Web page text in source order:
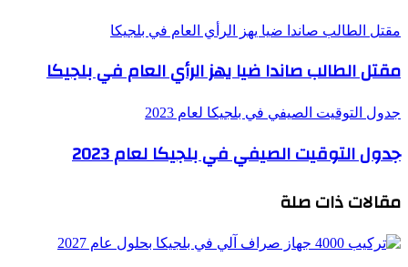
مقتل الطالب صاندا ضيا يهز الرأي العام في بلجيكا
مقتل الطالب صاندا ضيا يهز الرأي العام في بلجيكا
جدول التوقيت الصيفي في بلجيكا لعام 2023
جدول التوقيت الصيفي في بلجيكا لعام 2023
مقالات ذات صلة